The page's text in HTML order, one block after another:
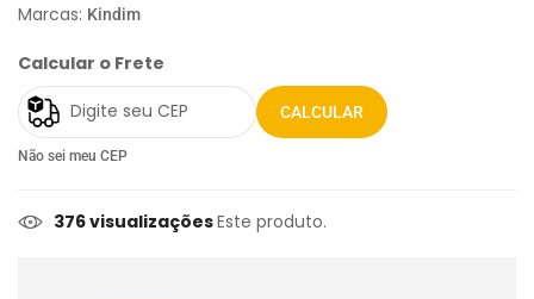
Marcas: Kindim
Calcular o Frete
CALCULAR
Não sei meu CEP
376 visualizaçõesEste produto.